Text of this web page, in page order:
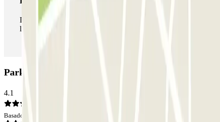
Durante tu estancia podrás entrar y salir del parking todas
las veces que quieras.
Parking ParkBee Teleport Towers: Opiniones
4.1
Basado en 14 opiniones